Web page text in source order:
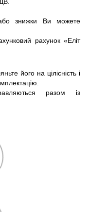
знижки Ви можете
рахунок «Еліт
його на цілісність і
разом із